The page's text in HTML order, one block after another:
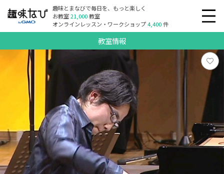
趣味とまなびで毎日を、もっと楽しく
お教室21,000教室
オンラインレッスン・ワークショップ4,400件
教室情報